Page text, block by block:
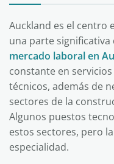
Auckland es el centro
una parte significativa
mercado laboral en
constante en
técnicos, además de
sectores de la
Algunos puestos
estos sectores, pero
especialidad.